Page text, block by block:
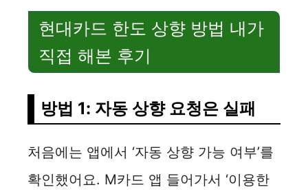
현대카드 한도 상향 방법 내가
직접 해본 후기
방법 1: 자동 상향 요청은 실패
처음에는 앱에서 ‘자동 상향 가능 여부’를
확인했어요. M카드 앱 들어가서 ‘이용한